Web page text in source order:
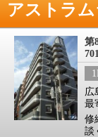
アストラ
第
701
広
最
修
談